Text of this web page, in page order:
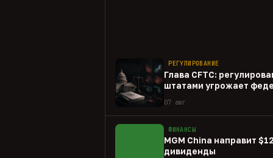
РЕГУЛИРОВАНИЕ
Глава CFTC:
штатами угрожает
07 авг
ФИНАНСЫ
MGM China направит
дивиденды